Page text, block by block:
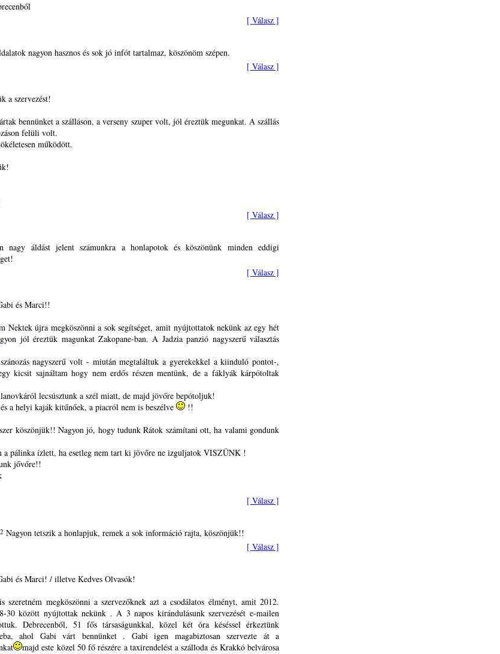
[ Válasz ]
nagyon hasznos és sok jó infót tartalmaz, köszönöm szépen.
[ Válasz ]
a szervezést!
bennünket a szálláson, a verseny szuper volt, jól éreztük megunkat. A szállás
felüli volt.
működött.
[ Válasz ]
nagy áldást jelent számunkra a honlapotok és köszönünk minden eddigi
[ Válasz ]
és Marci!!
Nektek újra megköszönni a sok segítséget, amit nyújtottatok nekünk az egy hét
jól éreztük magunkat Zakopane-ban. A Jadzia panzió nagyszerű választás
nagyszerű volt - miután megtaláltuk a gyerekekkel a kiinduló pontot-,
kicsit sajnáltam hogy nem erdős részen mentünk, de a fáklyák kárpótoltak
lecsúsztunk a szél miatt, de majd jövőre bepótoljuk!
a helyi kaják kitűnőek, a piacról nem is beszélve
!!
köszönjük!! Nagyon jó, hogy tudunk Rátok számítani ott, ha valami gondunk
a pálinka ízlett, ha esetleg nem tart ki jövőre ne izguljatok VISZÜNK !
jővőre!!
[ Válasz ]
Nagyon tetszik a honlapjuk, remek a sok információ rajta, köszönjük!!
[ Válasz ]
és Marci! / illetve Kedves Olvasók!
szeretném megköszönni a szervezőknek azt a csodálatos élményt, amit 2012.
30 között nyújtottak nekünk . A 3 napos kirándulásunk szervezését e-mailen
Debrecenből, 51 fős társaságunkkal, közel két óra késéssel érkeztünk
ahol Gabi várt bennünket . Gabi igen magabiztosan szervezte át a
majd este közel 50 fő részére a taxirendelést a szálloda és Krakkó belvárosa